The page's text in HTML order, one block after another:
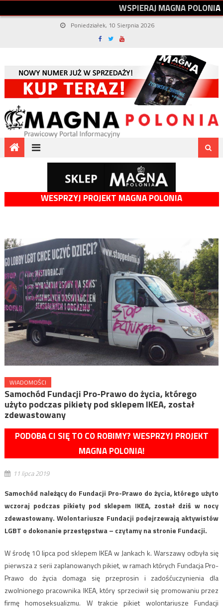
WSPIERAJMAGNAPOLONIA
Poniedziałek, 10 Sierpnia 2026
WESPRZYJ PROJEKT MAGNA POLONIA
WIADOMOŚCI
Samochód Fundacji Pro-Prawo do życia, którego
użyto podczas pikiety pod sklepem IKEA, został
zdewastowany
PODOBA CI SIĘ TO CO ROBIMY? WESPRZYJ PROJEKT
MAGNA POLONIA!
11 lipca 2019
Samochód należący do Fundacji Pro-Prawo do życia, którego użyto
wczoraj podczas pikiety pod sklepem IKEA, został dziś w nocy
zdewastowany. Wolontariusze Fundacji podejrzewają aktywistów
LGBT o dokonanie przestępstwa – czytamy na stronie Fundacji.
W środę 10 lipca pod sklepem IKEA w Jankach k. Warszawy odbyła się
pierwsza z serii zaplanowanych pikiet, w ramach których Fundacja Pro-
Prawo do życia domaga się przeprosin i zadośćuczynienia dla
zwolnionego pracownika IKEA, który sprzeciwił się promowaniu przez
firmę homoseksualizmu. W trakcie pikiet wolontariusze Fundacji